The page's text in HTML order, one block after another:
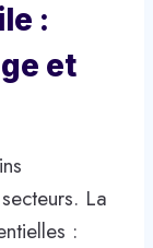
:
et
La
: